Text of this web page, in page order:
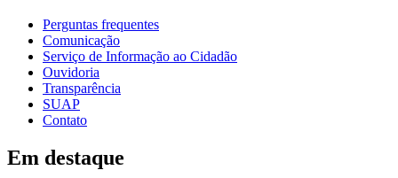
Perguntas frequentes
Comunicação
Serviço de Informação ao Cidadão
Ouvidoria
Transparência
SUAP
Contato
Em destaque